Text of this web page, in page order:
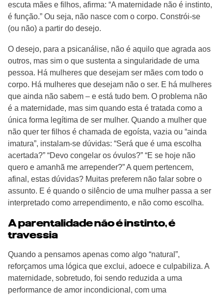
escuta mães e filhos, afirma: “A maternidade não é instinto,
é função.” Ou seja, não nasce com o corpo. Constrói-se
(ou não) a partir do desejo.
O desejo, para a psicanálise, não é aquilo que agrada aos
outros, mas sim o que sustenta a singularidade de uma
pessoa. Há mulheres que desejam ser mães com todo o
corpo. Há mulheres que desejam não o ser. E há mulheres
que ainda não sabem – e está tudo bem. O problema não
é a maternidade, mas sim quando esta é tratada como a
única forma legítima de ser mulher. Quando a mulher que
não quer ter filhos é chamada de egoísta, vazia ou “ainda
imatura”, instalam-se dúvidas: “Será que é uma escolha
acertada?” “Devo congelar os óvulos?” “E se hoje não
quero e amanhã me arrepender?” A quem pertencem,
afinal, estas dúvidas? Muitas preferem não falar sobre o
assunto. E é quando o silêncio de uma mulher passa a ser
interpretado como arrependimento, e não como escolha.
A parentalidade não é instinto, é
travessia
Quando a pensamos apenas como algo “natural”,
reforçamos uma lógica que exclui, adoece e culpabiliza. A
maternidade, sobretudo, foi sendo reduzida a uma
performance de amor incondicional, com uma